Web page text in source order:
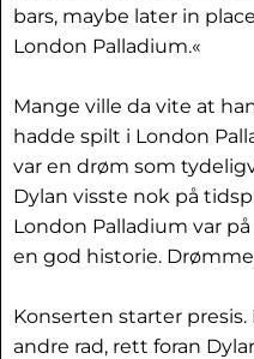
bars, maybe later in
London Palladium.«
Mange ville da vite at
hadde spilt i London
var en drøm som
Dylan visste nok på
London Palladium var
en god historie.
Konserten starter
andre rad, rett foran